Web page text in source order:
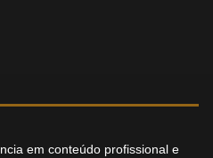
em conteúdo profissional e